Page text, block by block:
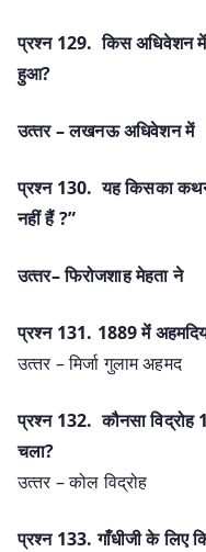
प्रश्‍न 129. किस अधिवेशन में
हुआ?
उत्‍तर – लखनऊ अधिवेशन में
प्रश्‍न 130. य‍ह किसका
नहीं हैं ?”
उत्‍तर– फिरोजशाह मेहता ने
प्रश्‍न 131. 1889 मेंं
उत्‍तर – मिर्जा गुलाम अहमद
प्रश्‍न 132. कौनसा
चला?
उत्‍तर – कोल विद्रोह
प्रश्‍न 133. गाँधीजी के लिए